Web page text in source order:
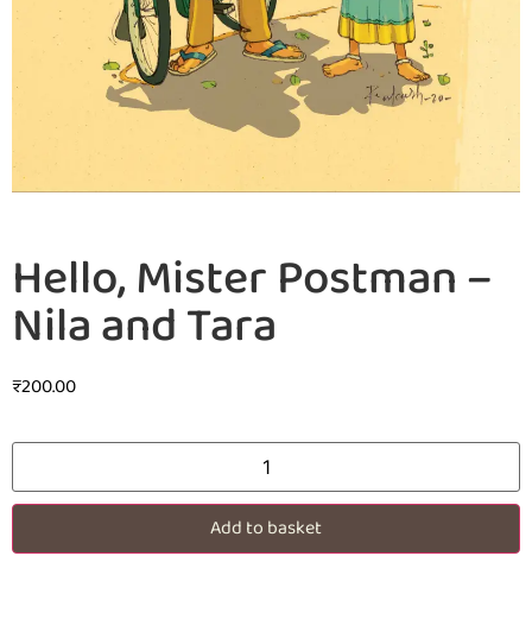
Hello, Mister Postman –
Nila and Tara
₹200.00
Add to basket